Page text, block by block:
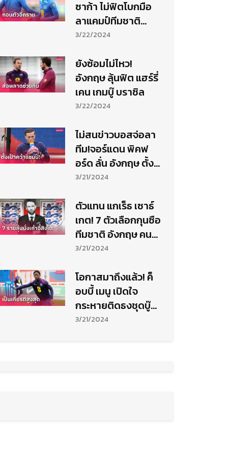
ซาก้า ไม่ฟิตโบกมือ
ลาแคมป์ทีมชาติ
อังกฤษ
3/22/2024
ยังซ้อมไม่ไหว!
อังกฤษ ลุ้นฟิต แฮร์รี่
เคน เกมบู๊ บราซิล
3/22/2024
ไม่สนข่าวบอสจ่อลา
ทีม!จอร์แดน พิคฟ
อร์ด ลั่น อังกฤษ ตั้ง
เป้าซิวแชมป์ยูโร
3/21/2024
ตัวแทน แกเร็ธ เซาธ์
เกต! 7 ตัวเลือกกุนซือ
ทีมชาติ อังกฤษ คน
ใหม่
3/21/2024
โอกาสมาถึงแล้ว! ค็
อบบี้ เมนู เปิดใจ
กระหายติดธงชุดบู๊
ยูโร 2024
3/21/2024